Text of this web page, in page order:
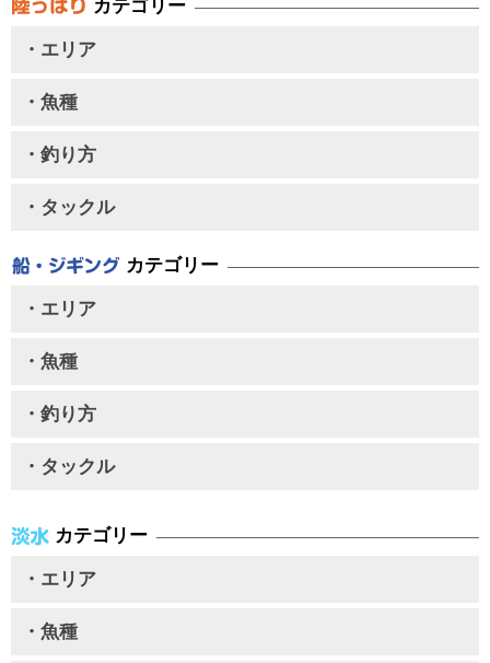
カテゴリー
・エリア
・魚種
・釣り方
・タックル
カテゴリー
・エリア
・魚種
・釣り方
・タックル
カテゴリー
・エリア
・魚種